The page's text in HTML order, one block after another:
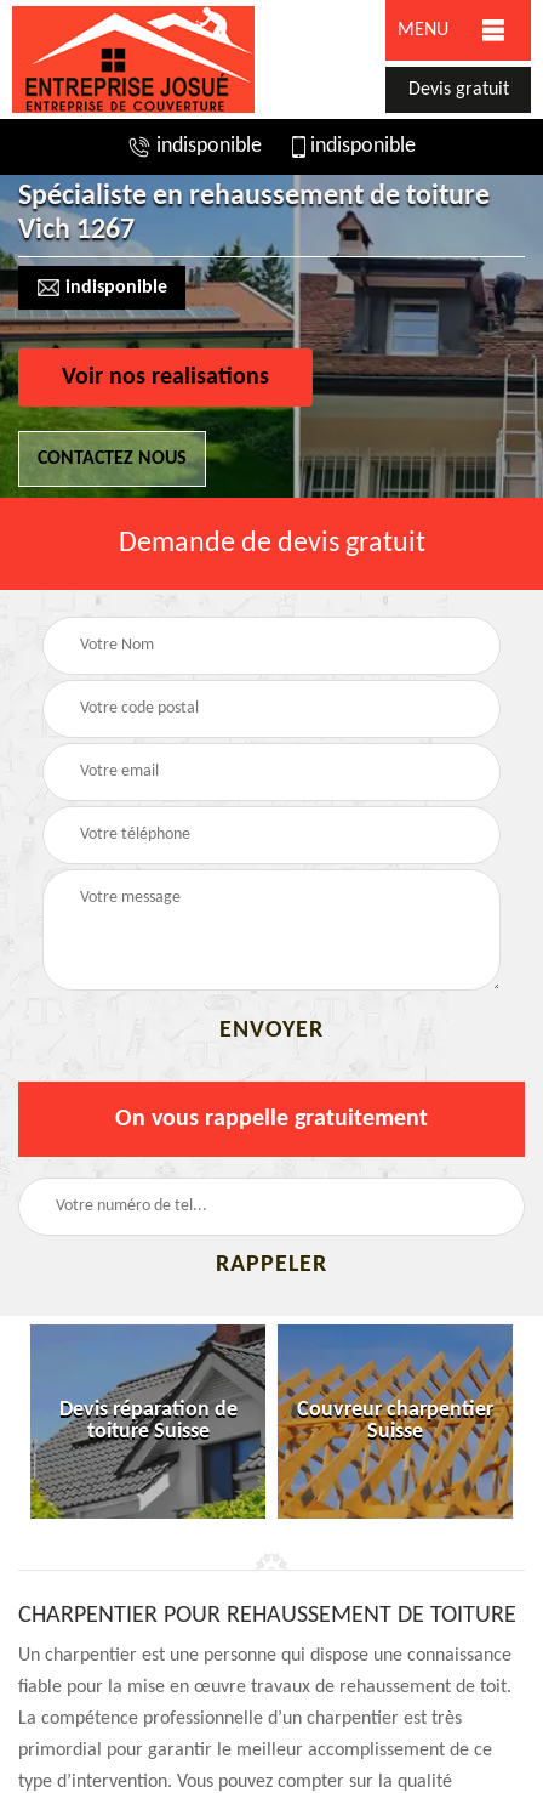
MENU
Devis gratuit
indisponible indisponible
Spécialiste en rehaussement de toiture
Vich 1267
indisponible
Voir nos realisations
CONTACTEZ NOUS
Demande de devis gratuit
On vous rappelle gratuitement
Devis réparation de
toiture Suisse
Couvreur charpentier
Suisse
CHARPENTIER POUR REHAUSSEMENT DE TOITURE
Un charpentier est une personne qui dispose une connaissance
fiable pour la mise en œuvre travaux de rehaussement de toit.
La compétence professionnelle d’un charpentier est très
primordial pour garantir le meilleur accomplissement de ce
type d’intervention. Vous pouvez compter sur la qualité